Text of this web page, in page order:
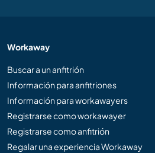
Workaway
Buscar a un anfitrión
Información para anfitriones
Información para workawayers
Registrarse como workawayer
Registrarse como anfitrión
Regalar una experiencia Workaway